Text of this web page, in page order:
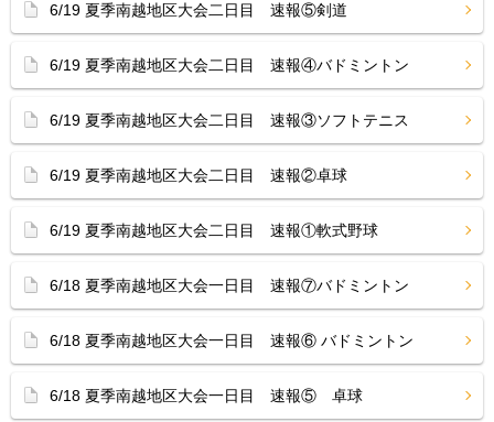
6/19 夏季南越地区大会二日目 速報⑤剣道
6/19 夏季南越地区大会二日目 速報④バドミントン
6/19 夏季南越地区大会二日目 速報③ソフトテニス
6/19 夏季南越地区大会二日目 速報②卓球
6/19 夏季南越地区大会二日目 速報①軟式野球
6/18 夏季南越地区大会一日目 速報⑦バドミントン
6/18 夏季南越地区大会一日目 速報⑥ バドミントン
6/18 夏季南越地区大会一日目 速報⑤ 卓球